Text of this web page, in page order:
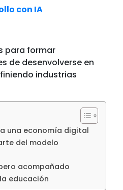
con IA
para formar
de desenvolverse en
industrias
una economía digital
del modelo
acompañado
educación